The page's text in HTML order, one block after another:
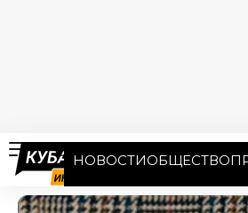
НОВОСТИОБЩЕСТВО